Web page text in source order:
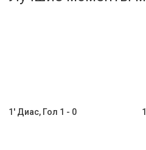
1' Диас, Гол 1 - 0